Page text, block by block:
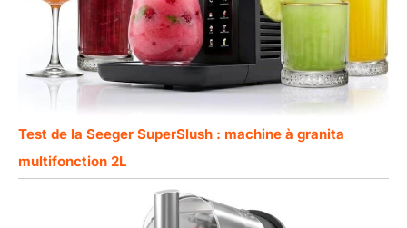
Test de la Seeger SuperSlush : machine à granita
multifonction 2L